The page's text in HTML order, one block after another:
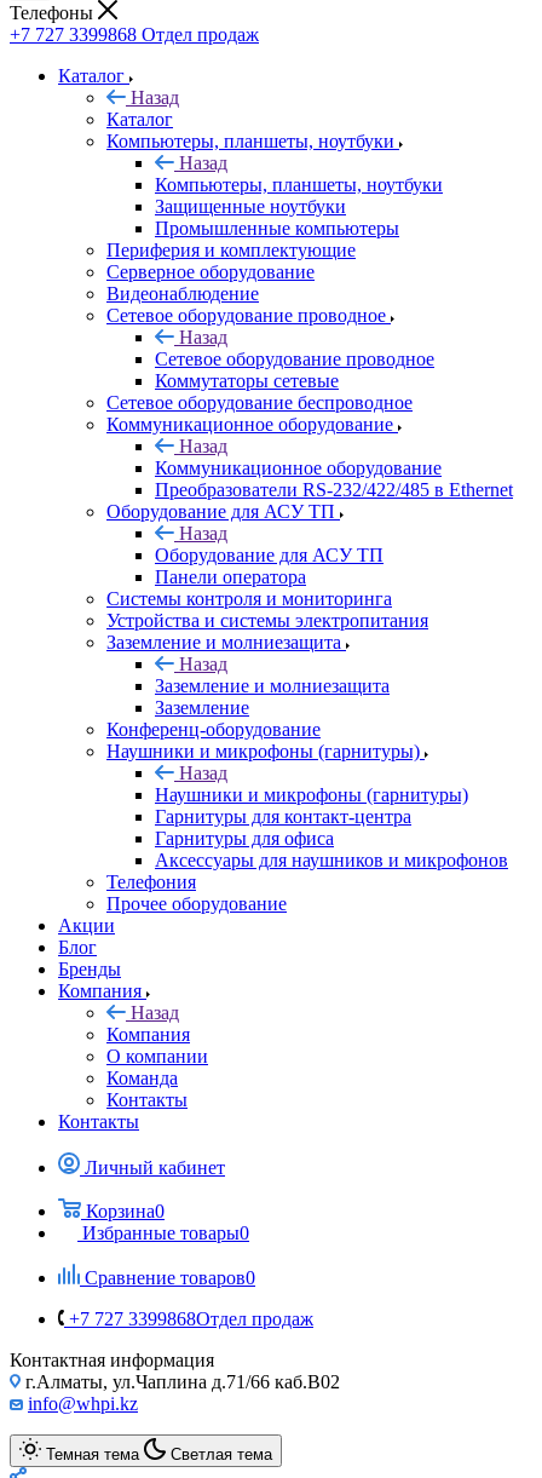
Телефоны
+7 727 3399868 Отдел продаж
Каталог
Назад
Каталог
Компьютеры, планшеты, ноутбуки
Назад
Компьютеры, планшеты, ноутбуки
Защищенные ноутбуки
Промышленные компьютеры
Периферия и комплектующие
Серверное оборудование
Видеонаблюдение
Сетевое оборудование проводное
Назад
Сетевое оборудование проводное
Коммутаторы сетевые
Сетевое оборудование беспроводное
Коммуникационное оборудование
Назад
Коммуникационное оборудование
Преобразователи RS-232/422/485 в Ethernet
Оборудование для АСУ ТП
Назад
Оборудование для АСУ ТП
Панели оператора
Системы контроля и мониторинга
Устройства и системы электропитания
Заземление и молниезащита
Назад
Заземление и молниезащита
Заземление
Конференц-оборудование
Наушники и микрофоны (гарнитуры)
Назад
Наушники и микрофоны (гарнитуры)
Гарнитуры для контакт-центра
Гарнитуры для офиса
Аксессуары для наушников и микрофонов
Телефония
Прочее оборудование
Акции
Блог
Бренды
Компания
Назад
Компания
О компании
Команда
Контакты
Контакты
Личный кабинет
Корзина0
Избранные товары0
Сравнение товаров0
+7 727 3399868Отдел продаж
Контактная информация
г.Алматы, ул.Чаплина д.71/66 каб.B02
info@whpi.kz
Темная тема Светлая тема